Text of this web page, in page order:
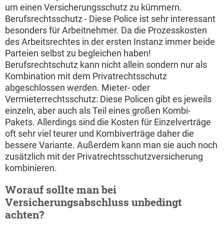
um einen Versicherungsschutz zu kümmern.
Berufsrechtsschutz - Diese Police ist sehr interessant
besonders für Arbeitnehmer. Da die Prozesskosten
des Arbeitsrechtes in der ersten Instanz immer beide
Parteien selbst zu begleichen haben!
Berufsrechtschutz kann nicht allein sondern nur als
Kombination mit dem Privatrechtsschutz
abgeschlossen werden. Mieter- oder
Vermieterrechtsschutz: Diese Policen gibt es jeweils
einzeln, aber auch als Teil eines großen Kombi-
Pakets. Allerdings sind die Kosten für Einzelverträge
oft sehr viel teurer und Kombiverträge daher die
bessere Variante. Außerdem kann man sie auch noch
zusätzlich mit der Privatrechtsschutzversicherung
kombinieren.
Worauf sollte man bei
Versicherungsabschluss unbedingt
achten?